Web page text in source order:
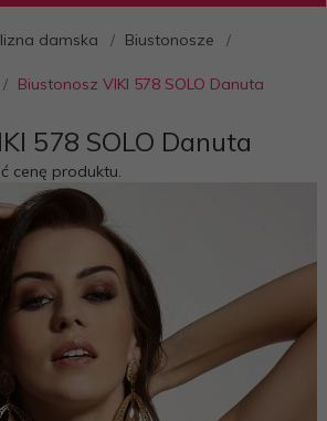
damska Biustonosze
Biustonosz VIKI 578 SOLO Danuta
578 SOLO Danuta
cenę produktu.